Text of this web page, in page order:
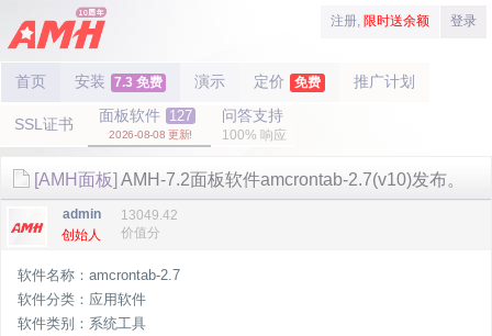
注册, 限时送余额 登录
首页 安装 7.3 免费 演示 定价 免费 推广计划
SSL证书 面板软件 127
2026-08-08 更新!
问答支持
100% 响应
[AMH面板] AMH-7.2面板软件amcrontab-2.7(v10)发布。
admin
创始人
13049.42
价值分
软件名称：amcrontab-2.7
软件分类：应用软件
软件类别：系统工具